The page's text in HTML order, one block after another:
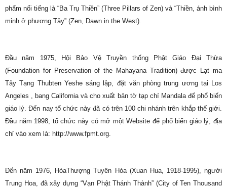
phẩm nổi tiếng là “Ba Trụ Thiền” (Three Pillars of Zen) và “Thiền, ánh bình
minh ở phương Tây” (Zen, Dawn in the West).
Đầu năm 1975, Hội Bảo Vệ Truyền thống Phật Giáo Đại Thừa
(Foundation for Preservation of the Mahayana Tradition) được Lạt ma
Tây Tạng Thubten Yeshe sáng lập, đặt văn phòng trung ương tại Los
Angeles , bang California và cho xuất bản tờ tạp chí Mandala để phổ biến
giáo lý. Đến nay tổ chức này đã có trên 100 chi nhánh trên khắp thế giới.
Đầu năm 1998, tổ chức này có mở một Website để phổ biến giáo lý, địa
chỉ vào xem là: http://www.fpmt.org.
Đến năm 1976, HòaThượng Tuyên Hóa (Xuan Hua, 1918-1995), người
Trung Hoa, đã xây dựng “Vạn Phật Thánh Thành” (City of Ten Thousand